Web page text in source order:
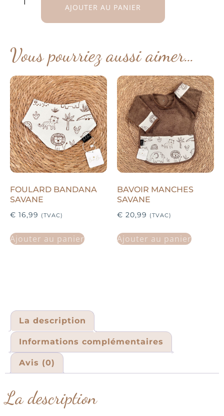
AJOUTER AU PANIER
Vous pourriez aussi aimer…
FOULARD BANDANA
SAVANE
€ 16,99 (TVAC)
Ajouter au panier
BAVOIR MANCHES
SAVANE
€ 20,99 (TVAC)
Ajouter au panier
La description
Informations complémentaires
Avis (0)
La description